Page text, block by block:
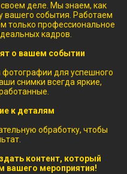
деле. Мы знаем, как
вашего события. Работаем
только профессиональное
кадров.
о вашем событии
для успешного
снимки всегда яркие,
к деталям
обработку, чтобы
контент, который
вашего мероприятия!